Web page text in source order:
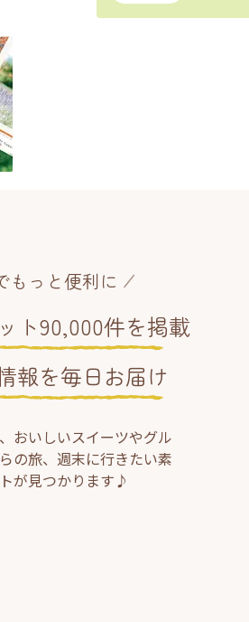
もっと便利に
ト90,000件を掲載
報を毎日お届け
おいしいスイーツやグル
の旅、週末に行きたい素
が見つかります♪